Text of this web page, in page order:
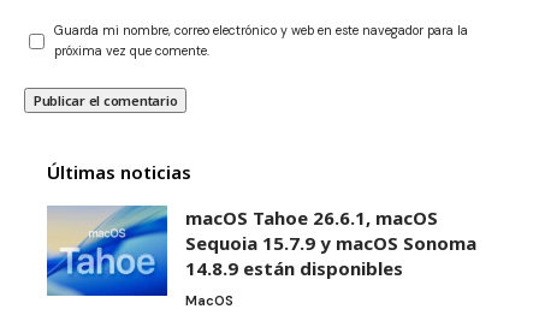
Guarda mi nombre, correo electrónico y web en este navegador para la
próxima vez que comente.
Últimas noticias
macOS Tahoe 26.6.1, macOS
Sequoia 15.7.9 y macOS Sonoma
14.8.9 están disponibles
MacOS